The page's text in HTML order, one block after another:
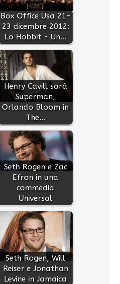
Box Office Usa 21-
23 dicembre 2012:
Lo Hobbit - Un…
Henry Cavill sarà
Superman,
Orlando Bloom in
The…
Seth Rogen e Zac
Efron in una
commedia
Universal
Seth Rogen, Will
Reiser e Jonathan
Levine in Jamaica